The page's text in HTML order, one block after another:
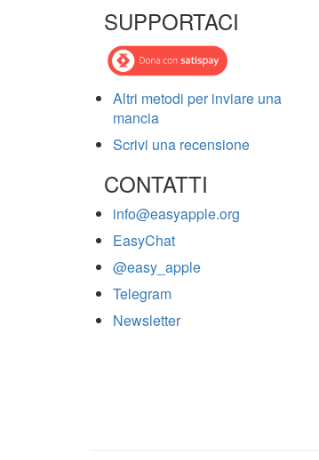
SUPPORTACI
Altri metodi per inviare una
mancia
Scrivi una recensione
CONTATTI
info@easyapple.org
EasyChat
@easy_apple
Telegram
Newsletter